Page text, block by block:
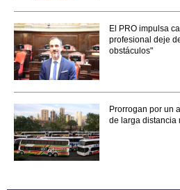
El PRO impulsa
profesional deje
obstáculos"
Prorrogan por un
de larga distancia